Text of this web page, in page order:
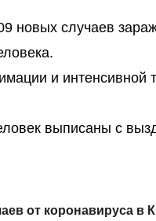
новых случаев
и интенсивной
выписаны с
от коронавируса в